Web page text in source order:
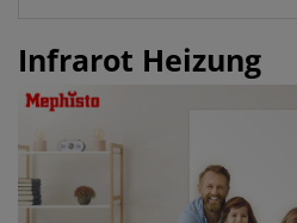
Infrarot Heizung